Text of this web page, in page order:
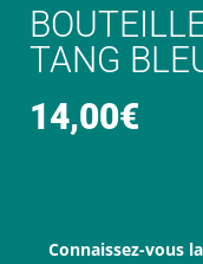
TANG
14,00€
Connaissez-vous